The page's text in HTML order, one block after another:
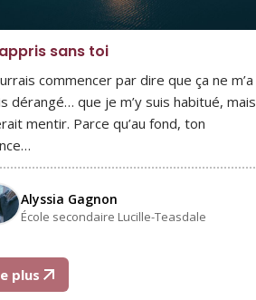
sans toi
commencer par dire que ça ne m’a
dérangé… que je m’y suis habitué, mais
mentir. Parce qu’au fond, ton
Alyssia Gagnon
École secondaire Lucille-Teasdale
plus